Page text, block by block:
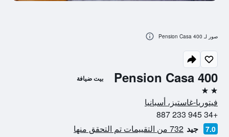
Pension Casa 400 بيت ضيافة
2 نجمتين
فيتوريا-غاستيز، أسبانيا
+34 945 233 887
7.0 جيد 732 من التقييمات تم التحقق منها
صور لـ Pension Casa 400